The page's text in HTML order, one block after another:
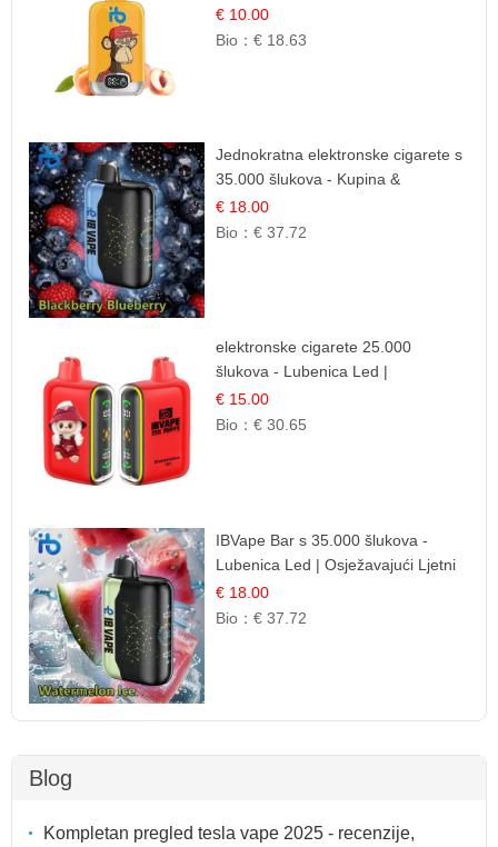
Sok | Osježavajuća Voćna
Mješavina
€ 10.00
Bio：€ 18.63
Jednokratna elektronske cigarete s
35.000 šlukova - Kupina &
Borovnica | Intenzivna Mješavina
Šumskog Voća
€ 18.00
Bio：€ 37.72
elektronske cigarete 25.000
šlukova - Lubenica Led |
Osježavajući Ljetni Okus
€ 15.00
Bio：€ 30.65
IBVape Bar s 35.000 šlukova -
Lubenica Led | Osježavajući Ljetni
Okus
€ 18.00
Bio：€ 37.72
Blog
Kompletan pregled tesla vape 2025 - recenzije,